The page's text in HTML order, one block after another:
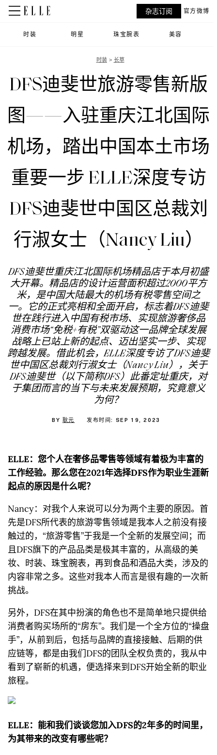
时装 明星 珠宝腕表 美容
杂志订阅 官方微博
时装 长草
DFS迪斐世旅游零售新版
图——入驻重庆江北国际
机场，踏出中国本土市场
重要一步 ELLE深度专访
DFS迪斐世中国区总裁刘
行淑女士（Nancy Liu）
DFS迪斐世重庆江北国际机场精品店于本月初盛
大开幕。精品店的设计运营面积超过2000平方
米，是中国大陆最大的机场有税零售空间之
一。它的正式亮相和全面开启，标志着DFS迪斐
世在践行进入中国有税市场、实现旅游奢侈品
消费市场“免税+有税”双驱动这一品牌全球发展
战略上已站上新的起点、迈出坚实一步、实现
跨越发展。借此机会，ELLE深度专访了DFS迪斐
世中国区总裁刘行淑女士（Nancy Liu），关于
DFS迪斐世（以下简称DFS）此番定址重庆，对
于集团而言的当下与未来发展预期，究竟意义
为何？
BY 耿元 发布时间: SEP 19, 2023
ELLE：您个人在奢侈品零售等领域有着极为丰富的
工作经验。那么您在2021年选择DFS作为职业生涯新
起点的原因是什么呢？
Nancy：对我个人来说可以分为两个主要的原因。首
先是DFS所代表的旅游零售领域是我本人之前没有接
触过的，“旅游零售”于我是一个全新的发展空间；而
且DFS旗下的产品品类是极其丰富的，从高级的美
妆、时装、珠宝腕表，再到食品和酒品大类，涉及的
内容非常之多。这些对我本人而言是很有趣的一次新
挑战。
另外，DFS在其中扮演的角色也不是简单地只提供给
消费者购买场所的“房东”。我们是一个全方位的“操盘
手”，从前到后，包括与品牌的直接接触、后期的供
应链等，都是由我们DFS的团队全权负责的，我从中
看到了崭新的机遇，便选择来到DFS开始全新的职业
旅程。
ELLE：能和我们谈谈您加入DFS的2年多的时间里，
为其带来的改变有哪些呢？